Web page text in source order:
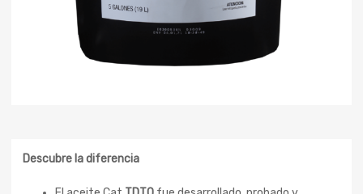
Descubre la diferencia